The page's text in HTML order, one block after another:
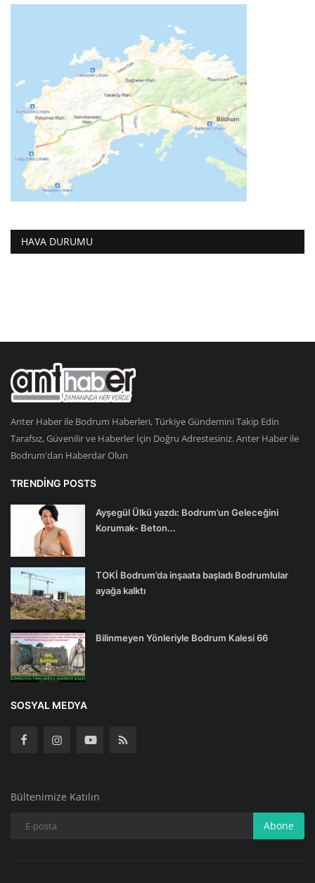
HAVA DURUMU
Anter Haber ile Bodrum Haberleri, Türkiye Gündemini Takip Edin
Tarafsız, Güvenilir ve Haberler İçin Doğru Adrestesiniz. Anter Haber ile
Bodrum'dan Haberdar Olun
TRENDING POSTS
Ayşegül Ülkü yazdı: Bodrum’un Geleceğini
Korumak- Beton...
TOKİ Bodrum’da inşaata başladı Bodrumlular
ayağa kalktı
Bilinmeyen Yönleriyle Bodrum Kalesi 66
SOSYAL MEDYA
Bültenimize Katılın
Abone